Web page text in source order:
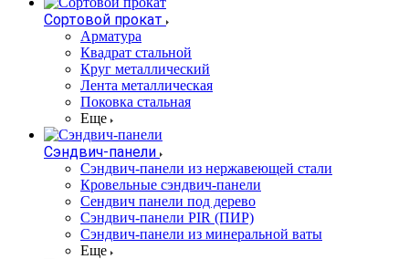
Сортовой прокат
Арматура
Квадрат стальной
Круг металлический
Лента металлическая
Поковка стальная
Еще
Сэндвич-панели
Cэндвич-панели из нержавеющей стали
Кровельные сэндвич-панели
Сендвич панели под дерево
Сэндвич-панели PIR (ПИР)
Сэндвич-панели из минеральной ваты
Еще